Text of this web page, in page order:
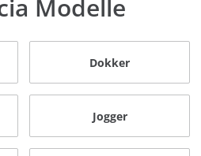
Modelle
Dokker
Jogger